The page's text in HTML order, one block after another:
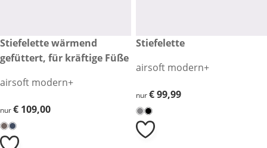
€ 109,00
Stiefelette wärmend
gefüttert, für kräftige Füße
airsoft modern+
€ 109,00
nur€ 109,00
€ 99,99
Stiefelette
airsoft modern+
€ 99,99
nur€ 99,99